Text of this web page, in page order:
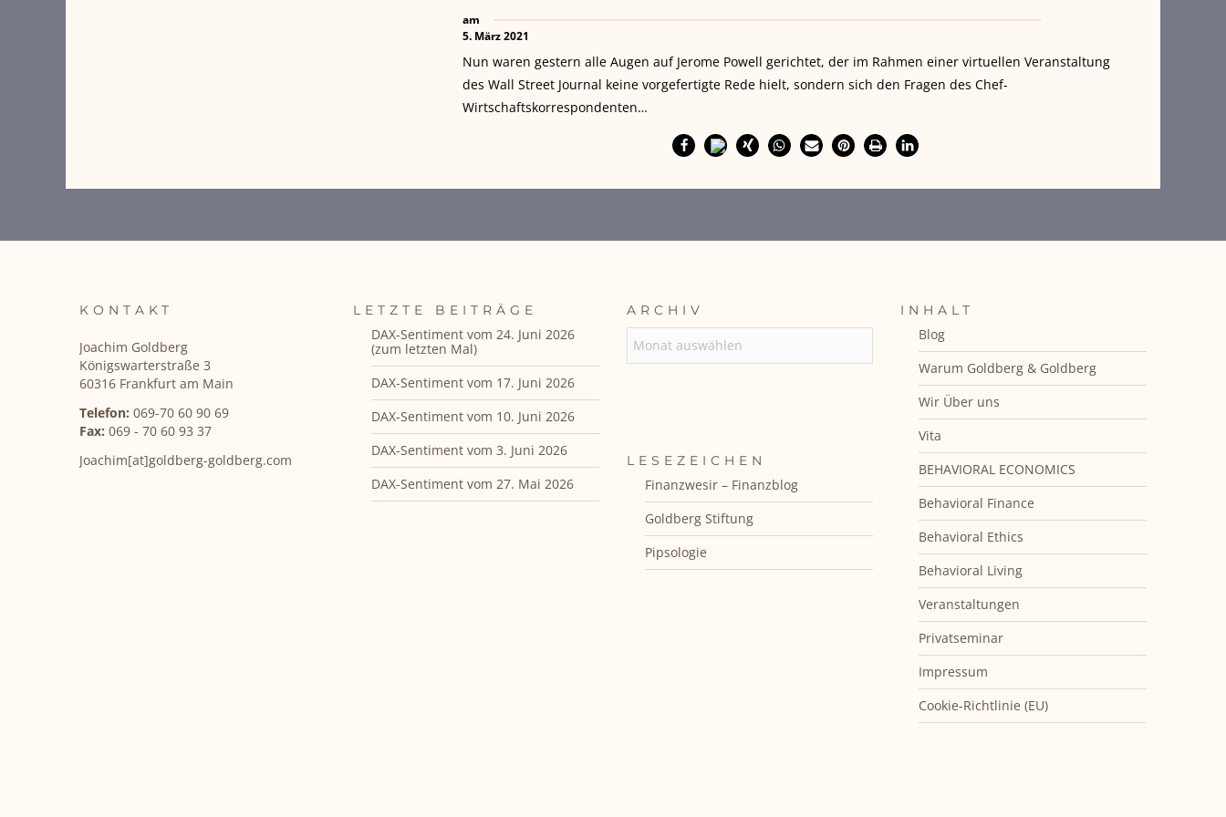
am
5. März 2021
Nun waren gestern alle Augen auf Jerome Powell gerichtet, der im Rahmen einer virtuellen Veranstaltung
des Wall Street Journal keine vorgefertigte Rede hielt, sondern sich den Fragen des Chef-
Wirtschaftskorrespondenten…
KONTAKT
Joachim Goldberg
Königswarterstraße 3
60316 Frankfurt am Main
Telefon: 069-70 60 90 69
Fax: 069 - 70 60 93 37
Joachim[at]goldberg-goldberg.com
LETZTE BEITRÄGE
DAX-Sentiment vom 24. Juni 2026
(zum letzten Mal)
DAX-Sentiment vom 17. Juni 2026
DAX-Sentiment vom 10. Juni 2026
DAX-Sentiment vom 3. Juni 2026
DAX-Sentiment vom 27. Mai 2026
ARCHIV
LESEZEICHEN
Finanzwesir – Finanzblog
Goldberg Stiftung
Pipsologie
INHALT
Blog
Warum Goldberg & Goldberg
Wir Über uns
Vita
BEHAVIORAL ECONOMICS
Behavioral Finance
Behavioral Ethics
Behavioral Living
Veranstaltungen
Privatseminar
Impressum
Cookie-Richtlinie (EU)